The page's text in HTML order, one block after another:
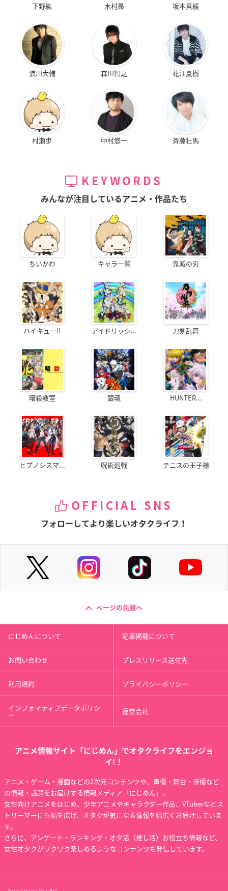
ケンガンアシュラ
呉ホリス
ブレードランナー ブ
ラックアウト2022
イギー
下野紘 木村昴 坂本真綾
浪川大輔 森川智之 花江夏樹
村瀬歩 中村悠一 斉藤壮馬
KEYWORDS
みんなが注目しているアニメ・作品たち
ちいかわ キャラ一覧 鬼滅の刃
ハイキュー!! アイドリッシ... 刀剣乱舞
暗殺教室 銀魂 HUNTER...
ヒプノシスマ... 呪術廻戦 テニスの王子様
OFFICIAL SNS
フォローしてより楽しいオタクライフ！
ページの先頭へ
にじめんについて 記事掲載について
お問い合わせ プレスリリース送付先
利用規約 プライバシーポリシー
インフォマティブデータポリシ
ー 運営会社
アニメ情報サイト「にじめん」でオタクライフをエンジョ
イ!！
アニメ・ゲーム・漫画などの2次元コンテンツや、声優・舞台・俳優など
の情報・話題をお届けする情報メディア「にじめん」。
女性向けアニメをはじめ、少年アニメやキャラクター作品、VTuberなどス
トリーマーにも幅を広げ、オタクが気になる情報を幅広くお届けしていま
す。
さらに、アンケート・ランキング・オタ活（推し活）お役立ち情報など、
女性オタクがワクワク楽しめるようなコンテンツも発信しています。